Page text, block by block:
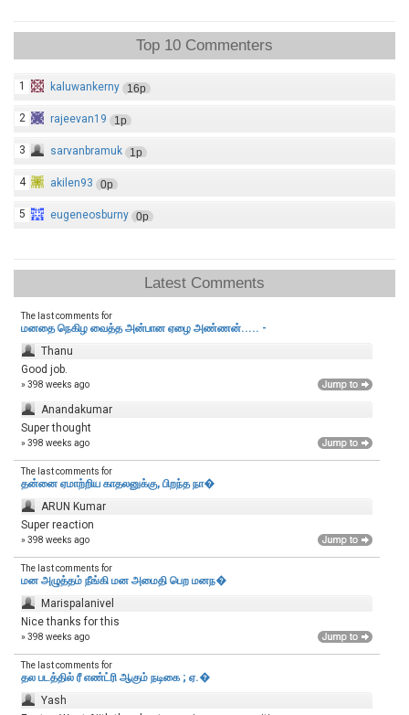
Top 10 Commenters
1 kaluwankerny 16p
2 rajeevan19 1p
3 sarvanbramuk 1p
4 akilen93 0p
5 eugeneosburny 0p
Latest Comments
The last comments for
மனதை நெகிழ வைத்த அன்பான ஏழை அண்ணன்..... -
Thanu
Good job.
» 398 weeks ago
Anandakumar
Super thought
» 398 weeks ago
The last comments for
தன்னை ஏமாற்றிய காதலனுக்கு, பிறந்த நா�
ARUN Kumar
Super reaction
» 398 weeks ago
The last comments for
மன அழுத்தம் நீங்கி மன அமைதி பெற‌ மனந�
Marispalanivel
Nice thanks for this
» 398 weeks ago
The last comments for
தல படத்தில் ரீ எண்ட்ரி ஆகும் நடிகை ; ஏ.�
Yash